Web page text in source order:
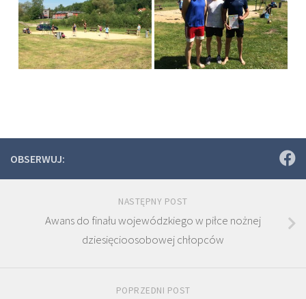
OBSERWUJ:
NASTĘPNY POST
Awans do finału wojewódzkiego w piłce nożnej
dziesięcioosobowej chłopców
POPRZEDNI POST